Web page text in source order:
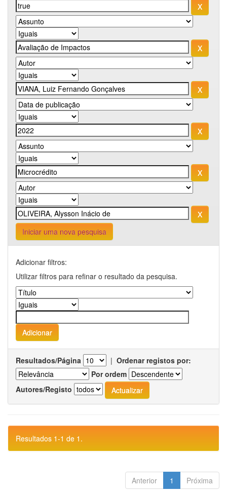
Iniciar uma nova pesquisa
Adicionar filtros:
Utilizar filtros para refinar o resultado da pesquisa.
Resultados/Página | Ordenar registos por:
Por ordem
Autores/Registo
Resultados 1-1 de 1.
Anterior 1 Próxima